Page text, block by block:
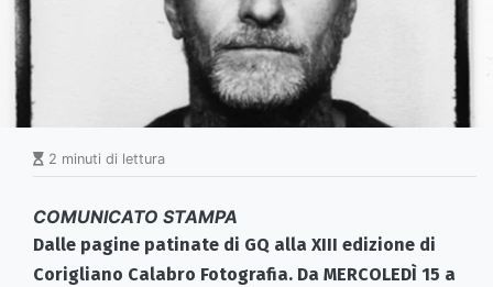
2 minuti di lettura
COMUNICATO STAMPA
Dalle pagine patinate di GQ alla XIII edizione di
Corigliano Calabro Fotografia. Da MERCOLEDÌ 15 a